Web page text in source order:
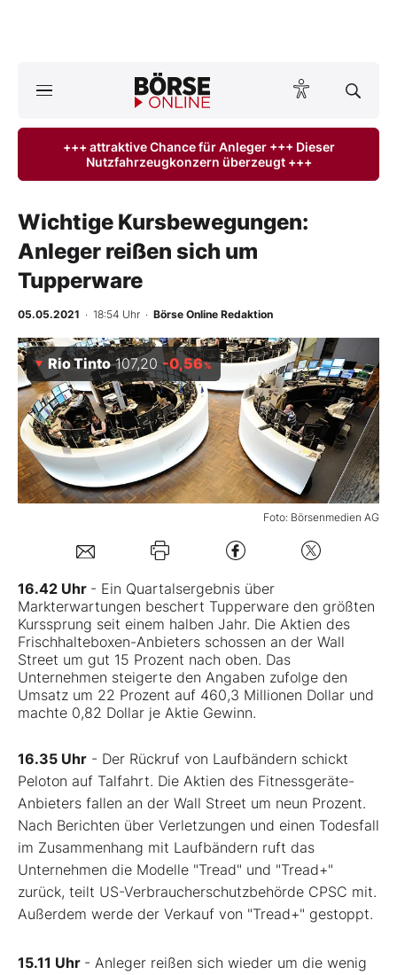
Anlageprodukte
Finanz-Check
Abo & Shop
BO-Musterdepots
Experten
Mein B:O
Mein Konto
Folgen Sie uns
+++ attraktive Chance für Anleger +++ Dieser
Nutzfahrzeugkonzern überzeugt +++
Wichtige Kursbewegungen:
Anleger reißen sich um
Tupperware
05.05.2021 · 18:54 Uhr · Börse Online Redaktion
Foto: Börsenmedien AG
Rio Tinto 107,20 -0,56%
16.42 Uhr - Ein Quartalsergebnis über
Markterwartungen beschert Tupperware den größten
Kurssprung seit einem halben Jahr. Die Aktien des
Frischhalteboxen-Anbieters schossen an der Wall
Street um gut 15 Prozent nach oben. Das
Unternehmen steigerte den Angaben zufolge den
Umsatz um 22 Prozent auf 460,3 Millionen Dollar und
machte 0,82 Dollar je Aktie Gewinn.
16.35 Uhr - Der Rückruf von Laufbändern schickt
Peloton auf Talfahrt. Die Aktien des Fitnessgeräte-
Anbieters fallen an der Wall Street um neun Prozent.
Nach Berichten über Verletzungen und einen Todesfall
im Zusammenhang mit Laufbändern ruft das
Unternehmen die Modelle "Tread" und "Tread+"
zurück, teilt US-Verbraucherschutzbehörde CPSC mit.
Außerdem werde der Verkauf von "Tread+" gestoppt.
15.11 Uhr - Anleger reißen sich wieder um die wenig